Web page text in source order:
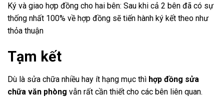
Ký và giao hợp đồng cho hai bên: Sau khi cả 2 bên đã có sự
thống nhất 100% về hợp đồng sẽ tiến hành ký kết theo như
thỏa thuận
Tạm kết
Dù là sửa chữa nhiều hay ít hạng mục thì hợp đồng sửa
chữa văn phòng vẫn rất cần thiết cho các bên liên quan.